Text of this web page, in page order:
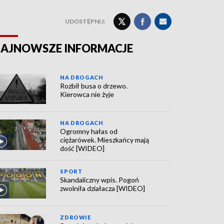
UDOSTĘPNIJ:
INFORMACJE
NA DROGACH
Rozbił busa o drzewo.
Kierowca nie żyje
NA DROGACH
Ogromny hałas od
ciężarówek. Mieszkańcy mają
dość [WIDEO]
SPORT
Skandaliczny wpis. Pogoń
zwolniła działacza [WIDEO]
ZDROWIE